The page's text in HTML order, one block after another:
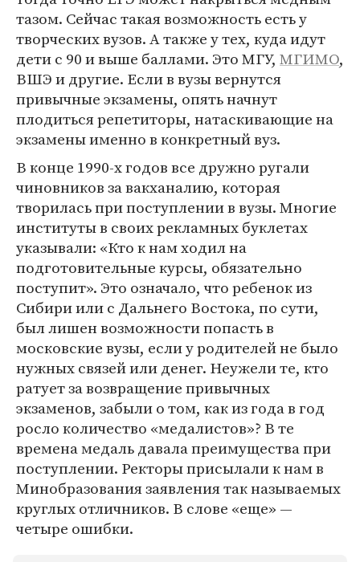
тазом. Сейчас такая возможность есть у
творческих вузов. А также у тех, куда идут
дети с 90 и выше баллами. Это МГУ, МГИМО,
ВШЭ и другие. Если в вузы вернутся
привычные экзамены, опять начнут
плодиться репетиторы, натаскивающие на
экзамены именно в конкретный вуз.
В конце 1990-х годов все дружно ругали
чиновников за вакханалию, которая
творилась при поступлении в вузы. Многие
институты в своих рекламных буклетах
указывали: «Кто к нам ходил на
подготовительные курсы, обязательно
поступит». Это означало, что ребенок из
Сибири или с Дальнего Востока, по сути,
был лишен возможности попасть в
московские вузы, если у родителей не было
нужных связей или денег. Неужели те, кто
ратует за возвращение привычных
экзаменов, забыли о том, как из года в год
росло количество «медалистов»? В те
времена медаль давала преимущества при
поступлении. Ректоры присылали к нам в
Минобразования заявления так называемых
круглых отличников. В слове «еще» —
четыре ошибки.